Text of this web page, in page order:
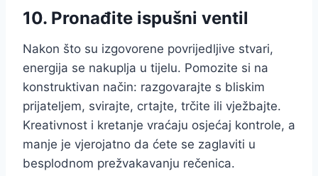
10. Pronađite ispušni ventil
Nakon što su izgovorene povrijedljive stvari,
energija se nakuplja u tijelu. Pomozite si na
konstruktivan način: razgovarajte s bliskim
prijateljem, svirajte, crtajte, trčite ili vježbajte.
Kreativnost i kretanje vraćaju osjećaj kontrole, a
manje je vjerojatno da ćete se zaglaviti u
besplodnom prežvakavanju rečenica.